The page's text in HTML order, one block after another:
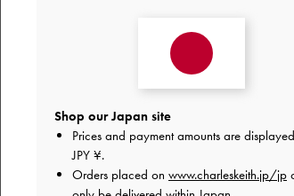
人とかぶらないごつさのある見た目に
とても良かった
Shop our Japan site
Prices and payment amounts are
JPY ¥.
Orders placed on www.charleskeith.jp/jp